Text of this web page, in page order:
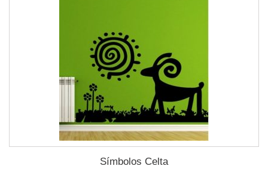
Símbolos Celta